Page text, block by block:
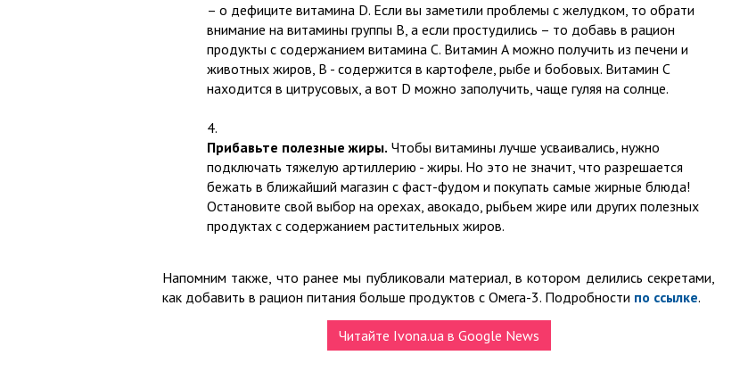
– о дефиците витамина D. Если вы заметили проблемы с желудком, то обрати
внимание на витамины группы В, а если простудились – то добавь в рацион
продукты с содержанием витамина С. Витамин А можно получить из печени и
животных жиров, В - содержится в картофеле, рыбе и бобовых. Витамин С
находится в цитрусовых, а вот D можно заполучить, чаще гуляя на солнце.
Прибавьте полезные жиры. Чтобы витамины лучше усваивались, нужно
подключать тяжелую артиллерию - жиры. Но это не значит, что разрешается
бежать в ближайший магазин с фаст-фудом и покупать самые жирные блюда!
Остановите свой выбор на орехах, авокадо, рыбьем жире или других полезных
продуктах с содержанием растительных жиров.
Напомним также, что ранее мы публиковали материал, в котором делились секретами,
как добавить в рацион питания больше продуктов с Омега-3. Подробности по ссылке.
Читайте Ivona.ua в Google News